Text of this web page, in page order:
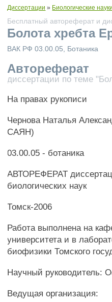
Диссертации » Биологические науки
Бесплатный автореферат и
Болота хребта
ВАК РФ 03.00.05, Ботаника
Автореферат
диссертации по теме
На правах рукописи
Чернова Наталья
САЯН)
03.00.05 - ботаника
АВТОРЕФЕРАТ
биологических наук
Томск-2006
Работа выполнена на
университета и в
биофизики Томского
Научный руководитель:
Ведущая организация: